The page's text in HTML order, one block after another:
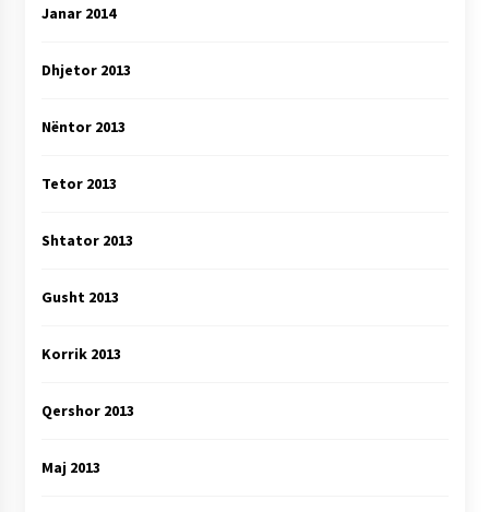
Janar 2014
Dhjetor 2013
Nëntor 2013
Tetor 2013
Shtator 2013
Gusht 2013
Korrik 2013
Qershor 2013
Maj 2013